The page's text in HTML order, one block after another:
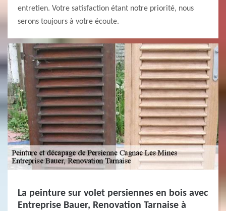
entretien. Votre satisfaction étant notre priorité, nous
serons toujours à votre écoute.
La peinture sur volet persiennes en bois avec
Entreprise Bauer, Renovation Tarnaise à